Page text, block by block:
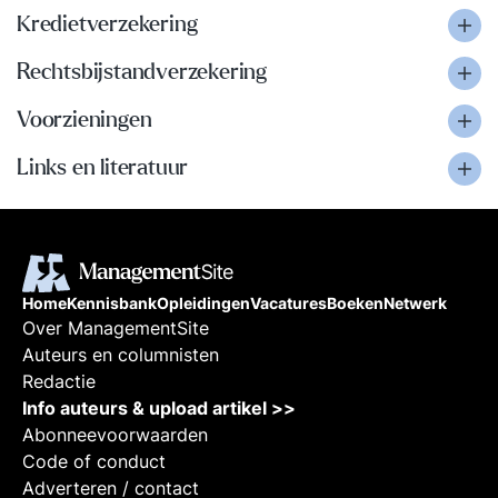
Kredietverzekering
Rechtsbijstandverzekering
Voorzieningen
Links en literatuur
HomeKennisbankOpleidingenVacaturesBoekenNetwerk
Over ManagementSite
Auteurs en columnisten
Redactie
Info auteurs & upload artikel >>
Abonneevoorwaarden
Code of conduct
Adverteren / contact